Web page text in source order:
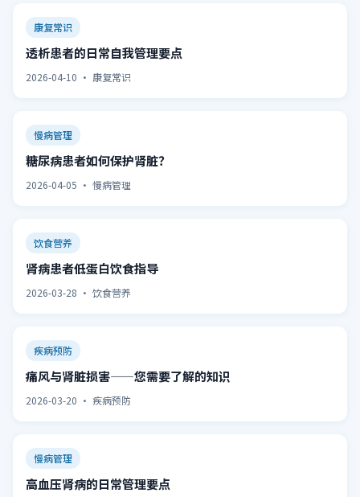
康复常识
透析患者的日常自我管理要点
2026-04-10 · 康复常识
慢病管理
糖尿病患者如何保护肾脏？
2026-04-05 · 慢病管理
饮食营养
肾病患者低蛋白饮食指导
2026-03-28 · 饮食营养
疾病预防
痛风与肾脏损害——您需要了解的知识
2026-03-20 · 疾病预防
慢病管理
高血压肾病的日常管理要点